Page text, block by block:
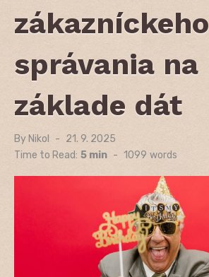
zákazníckeho
správania na
základe dát
By Nikol
Posted
on
21. 9. 2025
Time to Read: 5 min - 1099 words